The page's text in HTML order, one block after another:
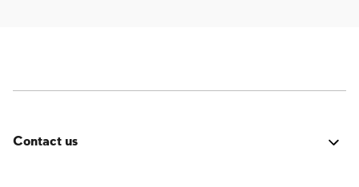
Contact us